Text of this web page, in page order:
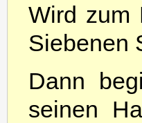
Wird zum
Siebenen
Dann
seinen